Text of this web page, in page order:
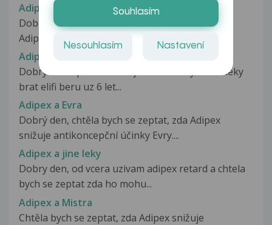
Adipex a Aurorix
Dobrý den! Chtěla bych se zeptat jesli se léky
Adipex a Aurorix mohou užívat...
Adipex a elifi
Dobry vecer prosim o inf.jestli mohu tyto dva leky
brat elifi beru uz 6 let...
Adipex a Evra
Dobrý den, chtěla bych se zeptat, zda Adipex
snižuje antikoncepční účinky Evry....
Adipex a jine leky
Dobry den, od vcera uzivam adipex retard a chtela
bych se zeptat zda ho mohu...
Adipex a Mistra
Chtěla bych se zeptat, zda Adipex snižuje
Souhlasím
Nesouhlasím Nastavení